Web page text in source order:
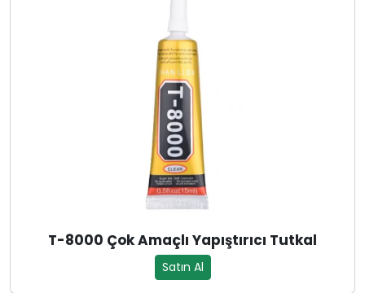
T-8000 Çok Amaçlı Yapıştırıcı Tutkal
Satın Al